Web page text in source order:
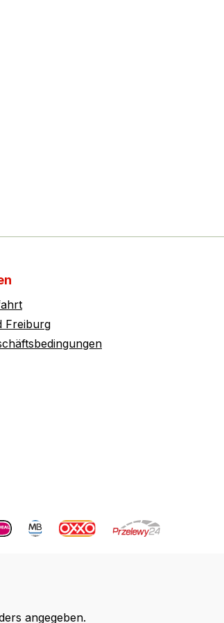
Freiburg
angegeben.